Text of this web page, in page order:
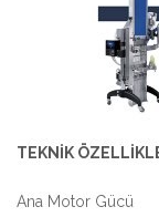
TEKNİK
Ana Motor Gücü